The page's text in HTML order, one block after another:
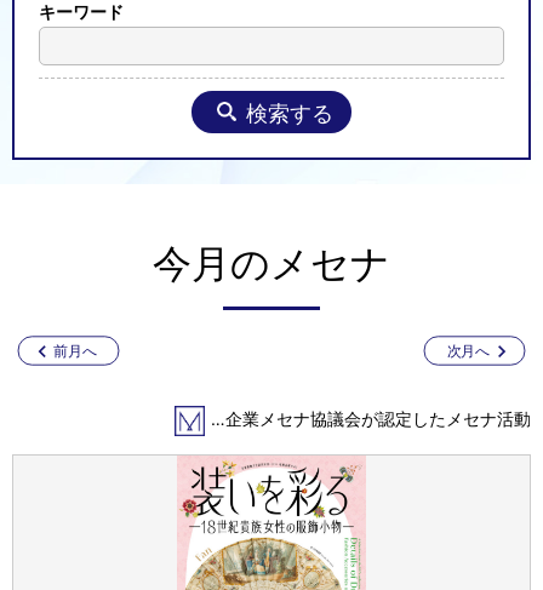
キーワード
検索する
今月のメセナ
前月へ 次月へ
…企業メセナ協議会が認定したメセナ活動